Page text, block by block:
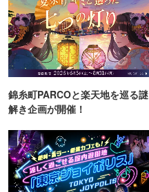
錦糸町PARCOと楽天地を巡る謎
解き企画が開催！